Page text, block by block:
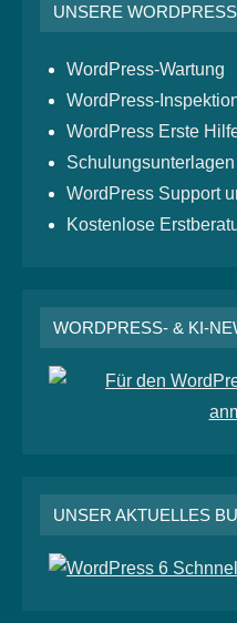
UNSERE
WordPress-Wartung
WordPress-
WordPress Erste
WordPress Support
Kostenlose
WORDPRESS- & KI-
UNSER AKTUELLES